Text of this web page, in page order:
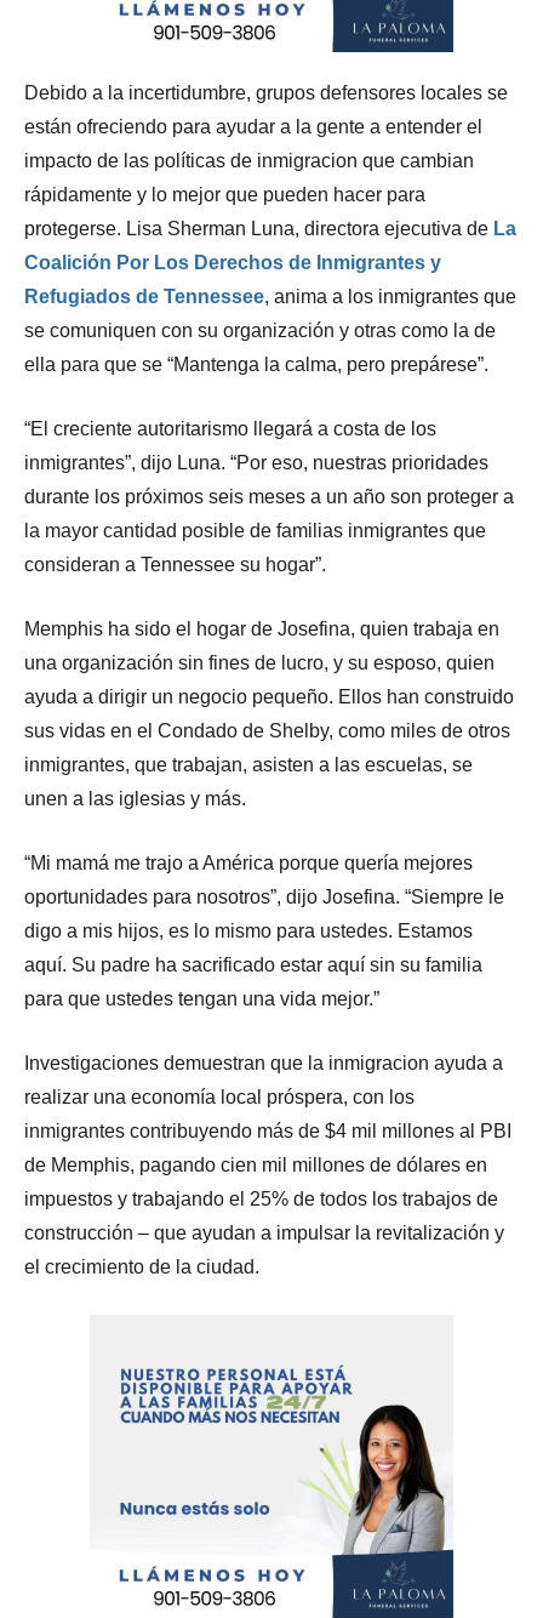
Debido a la incertidumbre, grupos defensores locales se
están ofreciendo para ayudar a la gente a entender el
impacto de las políticas de inmigracion que cambian
rápidamente y lo mejor que pueden hacer para
protegerse. Lisa Sherman Luna, directora ejecutiva de La
Coalición Por Los Derechos de Inmigrantes y
Refugiados de Tennessee, anima a los inmigrantes que
se comuniquen con su organización y otras como la de
ella para que se “Mantenga la calma, pero prepárese”.
“El creciente autoritarismo llegará a costa de los
inmigrantes”, dijo Luna. “Por eso, nuestras prioridades
durante los próximos seis meses a un año son proteger a
la mayor cantidad posible de familias inmigrantes que
consideran a Tennessee su hogar”.
Memphis ha sido el hogar de Josefina, quien trabaja en
una organización sin fines de lucro, y su esposo, quien
ayuda a dirigir un negocio pequeño. Ellos han construido
sus vidas en el Condado de Shelby, como miles de otros
inmigrantes, que trabajan, asisten a las escuelas, se
unen a las iglesias y más.
“Mi mamá me trajo a América porque quería mejores
oportunidades para nosotros”, dijo Josefina. “Siempre le
digo a mis hijos, es lo mismo para ustedes. Estamos
aquí. Su padre ha sacrificado estar aquí sin su familia
para que ustedes tengan una vida mejor.”
Investigaciones demuestran que la inmigracion ayuda a
realizar una economía local próspera, con los
inmigrantes contribuyendo más de $4 mil millones al PBI
de Memphis, pagando cien mil millones de dólares en
impuestos y trabajando el 25% de todos los trabajos de
construcción – que ayudan a impulsar la revitalización y
el crecimiento de la ciudad.